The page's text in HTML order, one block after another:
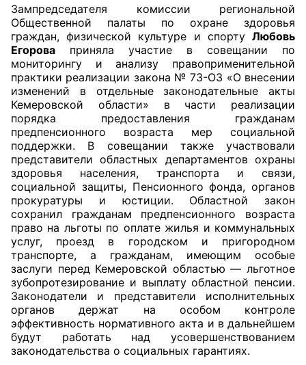
ОБРАТНАЯ СВЯЗЬ
Главная
Общественные советы
Общественные советы при территориальных
органах федеральных органов
исполнительной власти
Общественные советы по проведению
независимой оценки качества условий
оказания услуг
О Палате
Структура Палаты
Комиссии
Зампредседателя комиссии региональной
Общественной палаты по охране здоровья
граждан, физической культуре и спорту Любовь
Егорова приняла участие в совещании по
мониторингу и анализу правоприменительной
практики реализации закона № 73-ОЗ «О внесении
изменений в отдельные законодательные акты
Кемеровской области» в части реализации
порядка предоставления гражданам
предпенсионного возраста мер социальной
поддержки. В совещании также участвовали
представители областных департаментов охраны
здоровья населения, транспорта и связи,
социальной защиты, Пенсионного фонда, органов
прокуратуры и юстиции. Областной закон
сохранил гражданам предпенсионного возраста
право на льготы по оплате жилья и коммунальных
услуг, проезд в городском и пригородном
транспорте, а гражданам, имеющим особые
заслуги перед Кемеровской областью — льготное
зубопротезирование и выплату областной пенсии.
Законодатели и представители исполнительных
органов держат на особом контроле
эффективность нормативного акта и в дальнейшем
будут работать над усовершенствованием
законодательства о социальных гарантиях.